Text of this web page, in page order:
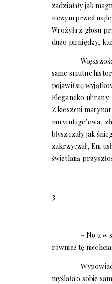
zadziałały jak
niczym przed
Wróżyła z głosu
dużo pieniędzy,
same smutne
pojawił się
Elegancko ubrany.
Z kieszeni
mu vintage’owa,
błyszczały jak
zakrzyczał, Eni
świetlaną
3.
– No a w
również tę
myślała o sobie